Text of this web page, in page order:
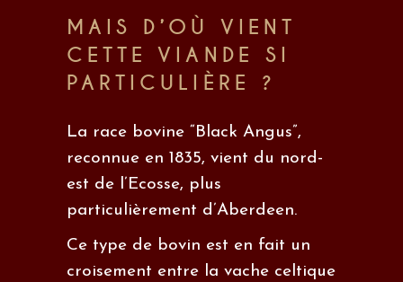
MAIS D’OÙ VIENT
CETTE VIANDE SI
PARTICULIÈRE ?
La race bovine “Black Angus”,
reconnue en 1835, vient du nord-
est de l’Ecosse, plus
particulièrement d’Aberdeen.
Ce type de bovin est en fait un
croisement entre la vache celtique